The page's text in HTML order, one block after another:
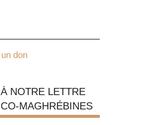
don
NOTRE LETTRE
MAGHRÉBINES